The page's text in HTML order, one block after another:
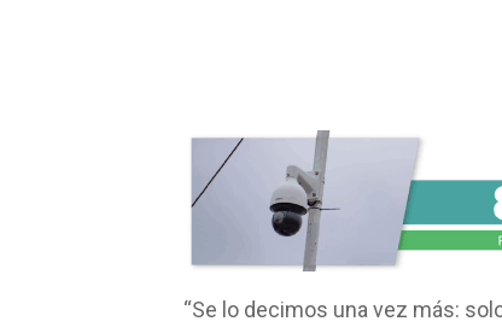
“Se lo decimos una vez más: